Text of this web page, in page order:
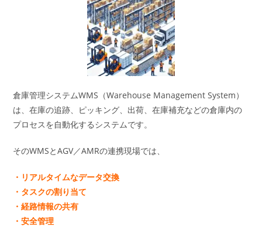
倉庫管理システムWMS（Warehouse Management System）
は、在庫の追跡、ピッキング、出荷、在庫補充などの倉庫内の
プロセスを自動化するシステムです。
そのWMSとAGV／AMRの連携現場では、
・リアルタイムなデータ交換
・タスクの割り当て
・経路情報の共有
・安全管理